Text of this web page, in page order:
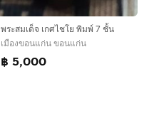
พระสมเด็จ เกศไชโย พิมพ์ 7 ชั้น
เมืองขอนแก่น ขอนแก่น
฿ 5,000